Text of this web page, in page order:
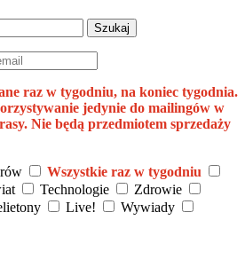
raz w tygodniu, na koniec tygodnia.
jedynie do mailingów w
Nie będą przedmiotem sprzedaży
Wszystkie raz w tygodniu
Technologie
Zdrowie
Live!
Wywiady